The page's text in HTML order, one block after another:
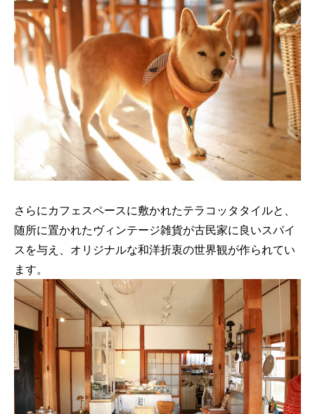
さらにカフェスペースに敷かれたテラコッタタイルと、
随所に置かれたヴィンテージ雑貨が古民家に良いスパイ
スを与え、オリジナルな和洋折衷の世界観が作られてい
ます。